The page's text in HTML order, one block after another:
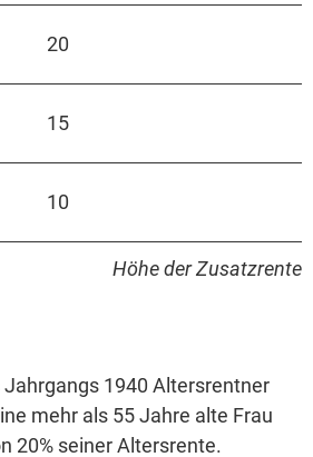
Höhe der Zusatzrente
20
15
10
1940 Altersrentner
mehr als 55 Jahre alte Frau
20% seiner Altersrente.